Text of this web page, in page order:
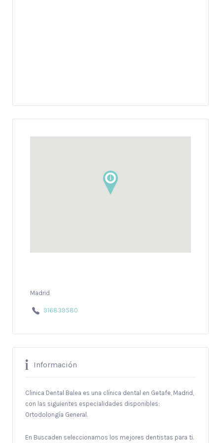
Madrid
916839580
Información
Clinica Dental Balea es una clínica dental en Getafe, Madrid,
con las siguientes especialidades disponibles:
Ortodolongía General.
En Buscaden seleccionamos los mejores dentistas para ti.